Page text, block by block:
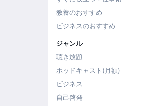
教養のおすすめ
ビジネスのおすすめ
ジャンル
聴き放題
ポッドキャスト(月額)
ビジネス
自己啓発